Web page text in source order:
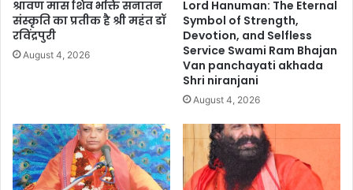
श्रावण मास शिव भक्ति सनातन
संस्कृति का प्रतीक है श्री महंत डॉ
रविंद्रपुरी
August 4, 2026
Lord Hanuman: The Eternal
Symbol of Strength,
Devotion, and Selfless
Service Swami Ram Bhajan
Van panchayati akhada
Shri niranjani
August 4, 2026